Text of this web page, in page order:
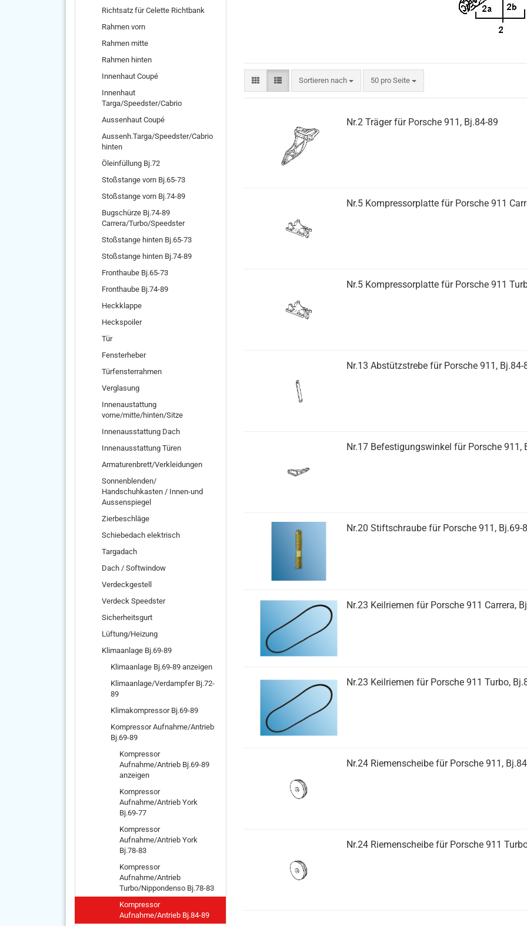
Sortieren nach
Sortieren nach 50 pro Seite
pro Seite
Nr.2 Träger für Porsche 911, Bj.84-89
Nr.5 Kompressorplatte für Porsche 911
Nr.5 Kompressorplatte für Porsche 911
Nr.13 Abstützstrebe für Porsche 911, Bj.84-
Nr.17 Befestigungswinkel für Porsche 911,
Nr.20 Stiftschraube für Porsche 911, Bj.69-
Nr.23 Keilriemen für Porsche 911 Carrera,
Nr.23 Keilriemen für Porsche 911 Turbo,
Nr.24 Riemenscheibe für Porsche 911,
Nr.24 Riemenscheibe für Porsche 911
Richtsatz für Celette Richtbank
Rahmen vorn
Rahmen mitte
Rahmen hinten
Innenhaut Coupé
Innenhaut
Targa/Speedster/Cabrio
Aussenhaut Coupé
Aussenh.Targa/Speedster/Cabrio
hinten
Öleinfüllung Bj.72
Stoßstange vorn Bj.65-73
Stoßstange vorn Bj.74-89
Bugschürze Bj.74-89
Carrera/Turbo/Speedster
Stoßstange hinten Bj.65-73
Stoßstange hinten Bj.74-89
Fronthaube Bj.65-73
Fronthaube Bj.74-89
Heckklappe
Heckspoiler
Tür
Fensterheber
Türfensterrahmen
Verglasung
Innenaustattung
vorne/mitte/hinten/Sitze
Innenausstattung Dach
Innenausstattung Türen
Armaturenbrett/Verkleidungen
Sonnenblenden/
Handschuhkasten / Innen-und
Aussenspiegel
Zierbeschläge
Schiebedach elektrisch
Targadach
Dach / Softwindow
Verdeckgestell
Verdeck Speedster
Sicherheitsgurt
Lüftung/Heizung
Klimaanlage Bj.69-89
Klimaanlage Bj.69-89 anzeigen
Klimaanlage/Verdampfer Bj.72-
89
Klimakompressor Bj.69-89
Kompressor Aufnahme/Antrieb
Bj.69-89
Kompressor
Aufnahme/Antrieb Bj.69-89
anzeigen
Kompressor
Aufnahme/Antrieb York
Bj.69-77
Kompressor
Aufnahme/Antrieb York
Bj.78-83
Kompressor
Aufnahme/Antrieb
Turbo/Nippondenso Bj.78-83
Kompressor
Aufnahme/Antrieb Bj.84-89